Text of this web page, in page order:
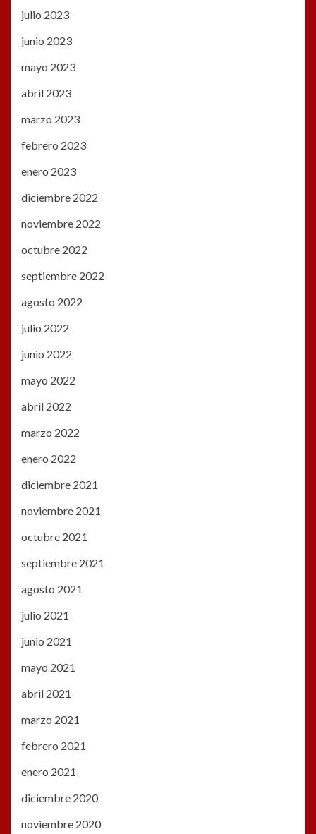
julio 2023
junio 2023
mayo 2023
abril 2023
marzo 2023
febrero 2023
enero 2023
diciembre 2022
noviembre 2022
octubre 2022
septiembre 2022
agosto 2022
julio 2022
junio 2022
mayo 2022
abril 2022
marzo 2022
enero 2022
diciembre 2021
noviembre 2021
octubre 2021
septiembre 2021
agosto 2021
julio 2021
junio 2021
mayo 2021
abril 2021
marzo 2021
febrero 2021
enero 2021
diciembre 2020
noviembre 2020